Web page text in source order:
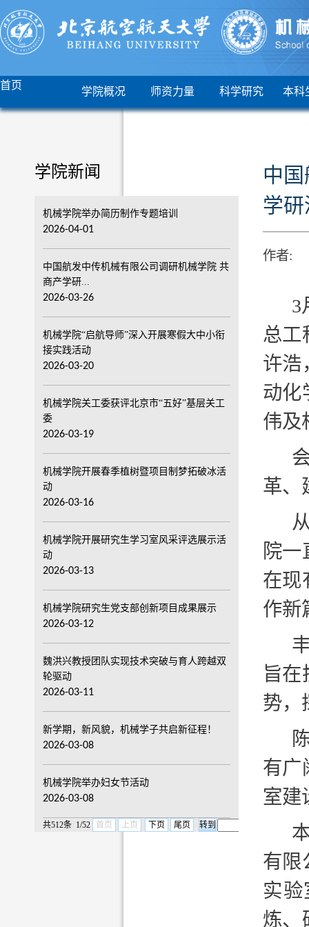
首页
学院概况 师资力量 科学研究 本科
学院新闻
机械学院举办简历制作专题培训
2026-04-01
中国航发中传机械有限公司调研机械学院 共
商产学研...
2026-03-26
机械学院“启航导师”深入开展寒假大中小衔
接实践活动
2026-03-20
机械学院关工委获评北京市“五好”基层关工
委
2026-03-19
机械学院开展春季植树暨项目制梦拓破冰活
动
2026-03-16
机械学院开展研究生学习室风采评选展示活
动
2026-03-13
机械学院研究生党支部创新项目成果展示
2026-03-12
魏洪兴教授团队实现技术突破与育人跨越双
轮驱动
2026-03-11
新学期，新风貌，机械学子共启新征程！
2026-03-08
机械学院举办妇女节活动
2026-03-08
共512条 1/52 首页 上页 下页 尾页
中
学
作者:
3
总工
许浩
动化
伟及
革、
院
在现
作新
旨在
势，
有广
室建
有限
实
炼、